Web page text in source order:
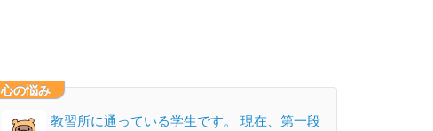
心の悩み
教習所に通っている学生です。 現在、第一段